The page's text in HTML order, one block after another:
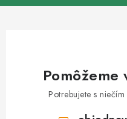
Pomôžeme
Potrebujete s